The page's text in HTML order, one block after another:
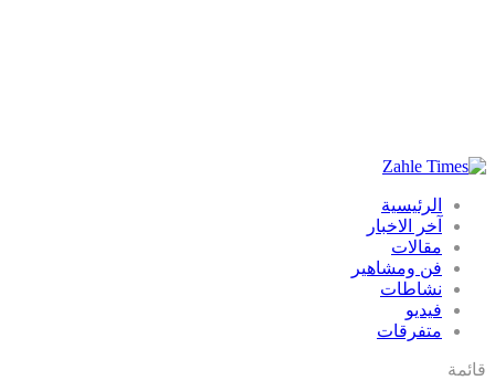
الرئيسية
آخر الاخبار
مقالات
فن ومشاهير
نشاطات
فيديو
متفرقات
قائمة